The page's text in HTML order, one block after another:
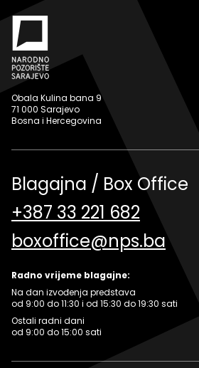
Obala Kulina bana 9
71 000 Sarajevo
Bosna i Hercegovina
Blagajna / Box Office
+387 33 221 682
boxoffice@nps.ba
Radno vrijeme blagajne:
Na dan izvođenja predstava
od 9:00 do 11:30 i od 15:30 do 19:30 sati
Ostali radni dani
od 9:00 do 15:00 sati